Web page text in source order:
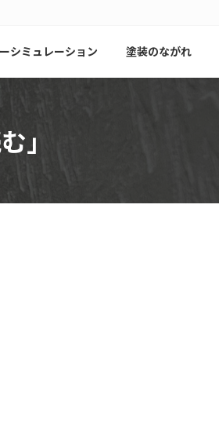
シミュレーション 塗装のながれ
」